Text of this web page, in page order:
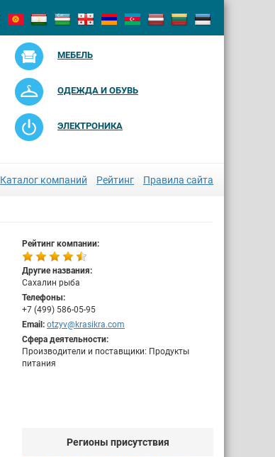
МЕБЕЛЬ
ОДЕЖДА И ОБУВЬ
ЭЛЕКТРОНИКА
Каталог компаний Рейтинг Правила сайта
Рейтинг компании:
Другие названия:
Сахалин рыба
Телефоны:
+7 (499) 586-05-95
Email: otzyv@krasikra.com
Сфера деятельности:
Производители и поставщики: Продукты
питания
Регионы присутствия